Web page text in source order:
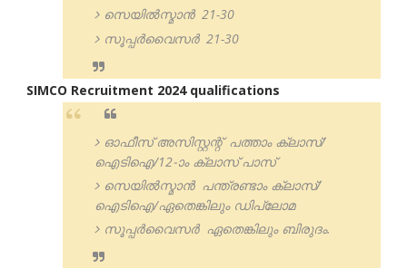
സെയിൽസ്മാൻ 21-30
സൂപ്പർവൈസർ 21-30
SIMCO Recruitment 2024 qualifications
ഓഫീസ് അസിസ്റ്റന്റ് പത്താം ക്ലാസ്/
ഐടിഐ/12-ാം ക്ലാസ് പാസ്
സെയിൽസ്മാൻ പന്ത്രണ്ടാം ക്ലാസ്/
ഐടിഐ/ഏതെങ്കിലും ഡിപ്ലോമ
സൂപ്പർവൈസർ ഏതെങ്കിലും ബിരുദം.